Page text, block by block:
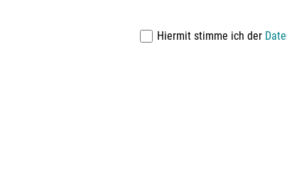
Hiermit stimme ich der